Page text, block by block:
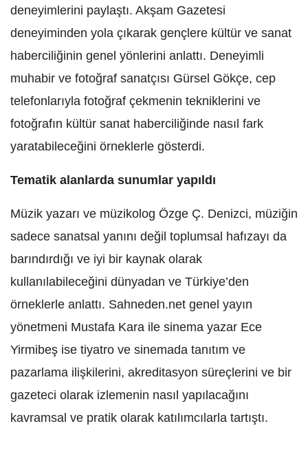
deneyimlerini paylaştı. Akşam Gazetesi
deneyiminden yola çıkarak gençlere kültür ve sanat
haberciliğinin genel yönlerini anlattı. Deneyimli
muhabir ve fotoğraf sanatçısı Gürsel Gökçe, cep
telefonlarıyla fotoğraf çekmenin tekniklerini ve
fotoğrafın kültür sanat haberciliğinde nasıl fark
yaratabileceğini örneklerle gösterdi.
Tematik alanlarda sunumlar yapıldı
Müzik yazarı ve müzikolog Özge Ç. Denizci, müziğin
sadece sanatsal yanını değil toplumsal hafızayı da
barındırdığı ve iyi bir kaynak olarak
kullanılabileceğini dünyadan ve Türkiye’den
örneklerle anlattı. Sahneden.net genel yayın
yönetmeni Mustafa Kara ile sinema yazar Ece
Yirmibeş ise tiyatro ve sinemada tanıtım ve
pazarlama ilişkilerini, akreditasyon süreçlerini ve bir
gazeteci olarak izlemenin nasıl yapılacağını
kavramsal ve pratik olarak katılımcılarla tartıştı.